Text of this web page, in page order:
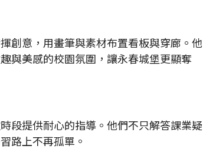
意，用畫筆與素材布置看板與穿廊。他
與美感的校園氛圍，讓永春城堡更顯奪
提供耐心的指導。他們不只解答課業疑
路上不再孤單。